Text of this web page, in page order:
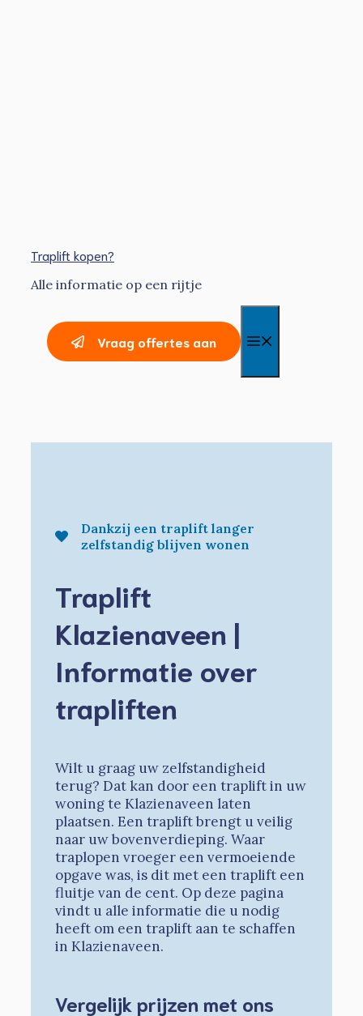
Traplift kopen?
Alle informatie op een rijtje
Vraag offertes aan
Dankzij een traplift langer
zelfstandig blijven wonen
Traplift
Klazienaveen |
Informatie over
trapliften
Wilt u graag uw zelfstandigheid
terug? Dat kan door een traplift in uw
woning te Klazienaveen laten
plaatsen. Een traplift brengt u veilig
naar uw bovenverdieping. Waar
traplopen vroeger een vermoeiende
opgave was, is dit met een traplift een
fluitje van de cent. Op deze pagina
vindt u alle informatie die u nodig
heeft om een traplift aan te schaffen
in Klazienaveen.
Vergelijk prijzen met ons